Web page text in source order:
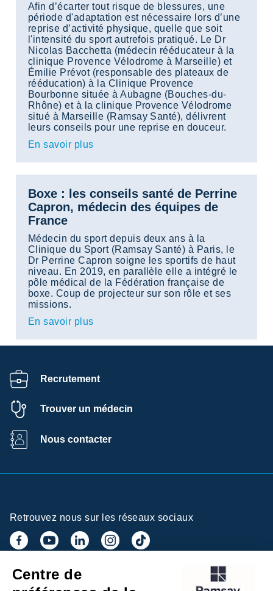
Afin d’écarter tout risque de blessures, une
période d'adaptation est nécessaire lors d’une
reprise d’activité physique, quelle que soit
l'intensité du sport autrefois pratiqué. Le Dr
Nicolas Bacchetta (médecin rééducateur à la
clinique Provence Vélodrome à Marseille) et
Émilie Prévot (responsable des plateaux de
rééducation) à la Clinique Provence
Bourbonne située à Aubagne (Bouches-du-
Rhône) et à la clinique Provence Vélodrome
situé à Marseille (Ramsay Santé), délivrent
leurs conseils pour une reprise en douceur.
En savoir plus
Boxe : les conseils santé de Perrine
Capron, médecin des équipes de
France
Médecin du sport depuis deux ans à la
Clinique du Sport (Ramsay Santé) à Paris, le
Dr Perrine Capron soigne les sportifs de haut
niveau. En 2019, en parallèle elle a intégré le
pôle médical de la Fédération française de
boxe. Coup de projecteur sur son rôle et ses
missions.
En savoir plus
Recrutement
Trouver un médecin
Nous contacter
Retrouvez nous sur les réseaux sociaux
Inscrivez-vous à la newsletter
Centre de